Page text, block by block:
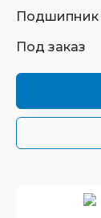
Подшипник
Под заказ